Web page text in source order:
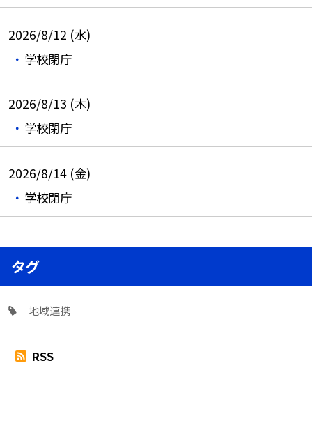
2026/8/12 (水)
学校閉庁
2026/8/13 (木)
学校閉庁
2026/8/14 (金)
学校閉庁
タグ
地域連携
RSS